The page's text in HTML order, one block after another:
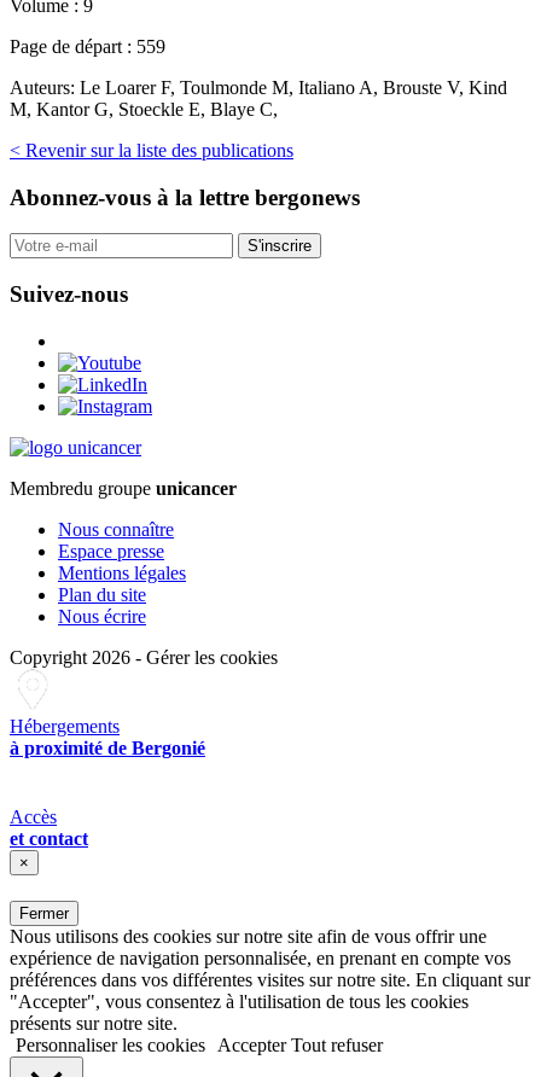
Volume : 9
Page de départ : 559
Auteurs: Le Loarer F, Toulmonde M, Italiano A, Brouste V, Kind
M, Kantor G, Stoeckle E, Blaye C,
< Revenir sur la liste des publications
Abonnez-vous à la lettre bergonews
S'inscrire
Suivez-nous
Membredu groupe unicancer
Nous connaître
Espace presse
Mentions légales
Plan du site
Nous écrire
Copyright 2026 - Gérer les cookies
Hébergements
à proximité de Bergonié
Accès
et contact
×
Fermer
Nous utilisons des cookies sur notre site afin de vous offrir une
expérience de navigation personnalisée, en prenant en compte vos
préférences dans vos différentes visites sur notre site. En cliquant sur
"Accepter", vous consentez à l'utilisation de tous les cookies
présents sur notre site.
Personnaliser les cookies
Accepter Tout refuser